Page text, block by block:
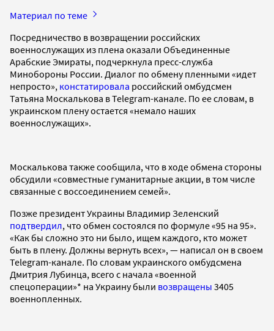
Материал по теме
Посредничество в возвращении российских
военнослужащих из плена оказали Объединенные
Арабские Эмираты, подчеркнула пресс-служба
Минобороны России. Диалог по обмену пленными «идет
непросто», констатировала российский омбудсмен
Татьяна Москалькова в Telegram-канале. По ее словам, в
украинском плену остается «немало наших
военнослужащих».
Москалькова также сообщила, что в ходе обмена стороны
обсудили «совместные гуманитарные акции, в том числе
связанные с воссоединением семей».
Позже президент Украины Владимир Зеленский
подтвердил, что обмен состоялся по формуле «95 на 95».
«Как бы сложно это ни было, ищем каждого, кто может
быть в плену. Должны вернуть всех», — написал он в своем
Telegram-канале. По словам украинского омбудсмена
Дмитрия Лубинца, всего с начала «военной
спецоперации»* на Украину были возвращены 3405
военнопленных.